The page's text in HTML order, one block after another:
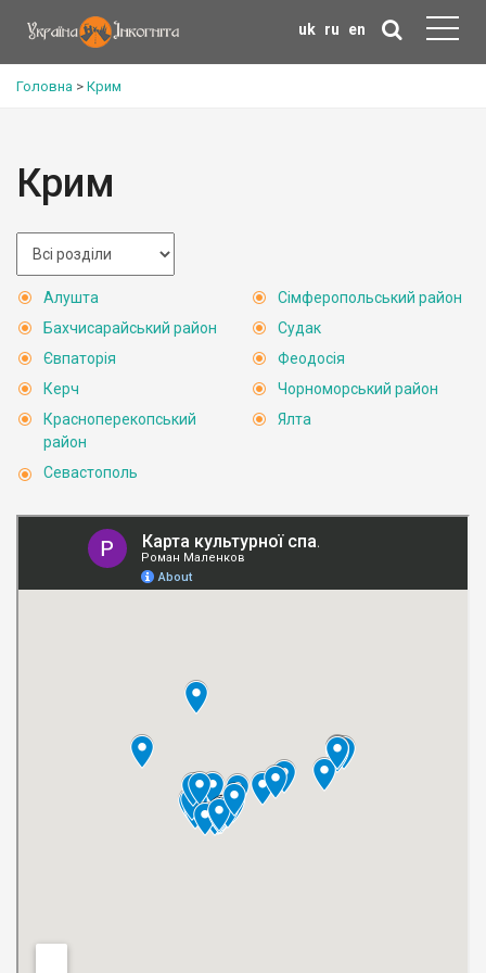
uk ru en
Головна > Крим
Крим
Алушта
Бахчисарайський район
Євпаторія
Керч
Красноперекопський
район
Севастополь
Сімферопольський район
Судак
Феодосія
Чорноморський район
Ялта